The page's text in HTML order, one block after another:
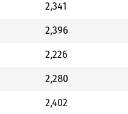
2,341
2,396
2,226
2,280
2,402